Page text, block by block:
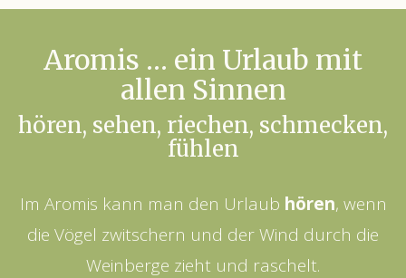
Aromis … ein Urlaub mit
allen Sinnen
hören, sehen, riechen, schmecken,
fühlen
Im Aromis kann man den Urlaub hören, wenn
die Vögel zwitschern und der Wind durch die
Weinberge zieht und raschelt.